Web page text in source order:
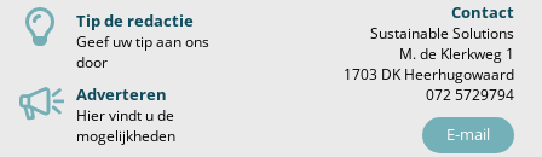
Tip de redactie
Geef uw tip aan ons
door
Adverteren
Hier vindt u de
mogelijkheden
Contact
Sustainable Solutions
M. de Klerkweg 1
1703 DK Heerhugowaard
072 5729794
E-mail